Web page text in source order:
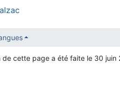
cette page a été faite le 30 juin